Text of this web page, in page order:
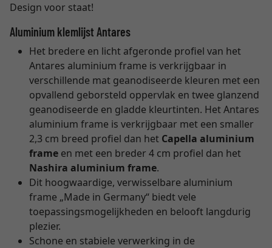
Design voor staat!
Aluminium klemlijst Antares
Het bredere en licht afgeronde profiel van het
Antares aluminium frame is verkrijgbaar in
verschillende mat geanodiseerde kleuren met een
opvallend geborsteld oppervlak en twee glanzend
geanodiseerde en gladde kleurtinten. Het Antares
aluminium frame is verkrijgbaar met een smaller
2,3 cm breed profiel dan het Capella aluminium
frame en met een breder 4 cm profiel dan het
Nashira aluminium frame.
Dit hoogwaardige, verwisselbare aluminium
frame „Made in Germany“ biedt vele
toepassingsmogelijkheden en belooft langdurig
plezier.
Schone en stabiele verwerking in de